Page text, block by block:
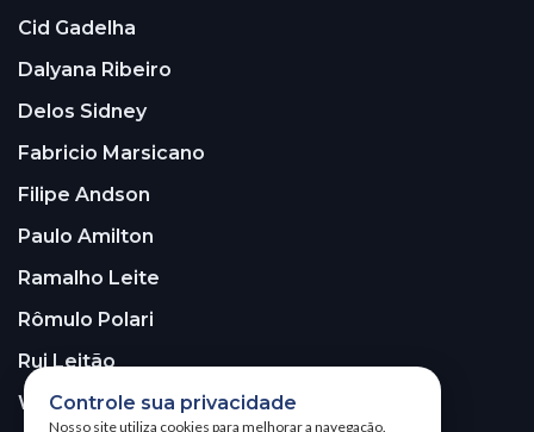
Cid Gadelha
Dalyana Ribeiro
Delos Sidney
Fabricio Marsicano
Filipe Andson
Paulo Amilton
Ramalho Leite
Rômulo Polari
Rui Leitão
Walter Santos
Controle sua privacidade
Nosso site utiliza cookies para melhorar a navegação.